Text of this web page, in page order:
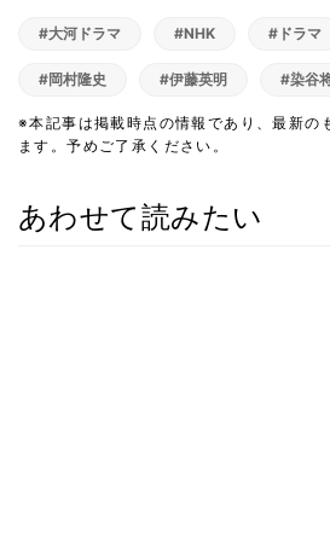
#大河ドラマ #NHK #ドラマ
#岡村隆史 #伊藤英明 #染谷
※本記事は掲載時点の情報であり、最新の
ます。予めご了承ください。
あわせて読みたい